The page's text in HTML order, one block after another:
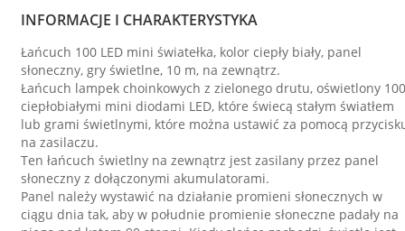
INFORMACJE I CHARAKTERYSTYKA
Łańcuch 100 LED mini światełka, kolor ciepły biały, panel
słoneczny, gry świetlne, 10 m, na zewnątrz.
Łańcuch lampek choinkowych z zielonego drutu, oświetlony 100
ciepłobiałymi mini diodami LED, które świecą stałym światłem
lub grami świetlnymi, które można ustawić za pomocą
na zasilaczu.
Ten łańcuch świetlny na zewnątrz jest zasilany przez panel
słoneczny z dołączonymi akumulatorami.
Panel należy wystawić na działanie promieni słonecznych w
ciągu dnia tak, aby w południe promienie słoneczne padały na